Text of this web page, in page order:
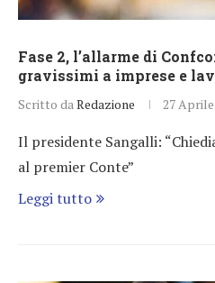
Fase 2, l’allarme di
gravissimi a imprese e
Scritto da Redazione 27 Aprile
Il presidente Sangalli:
al premier Conte”
Leggi tutto